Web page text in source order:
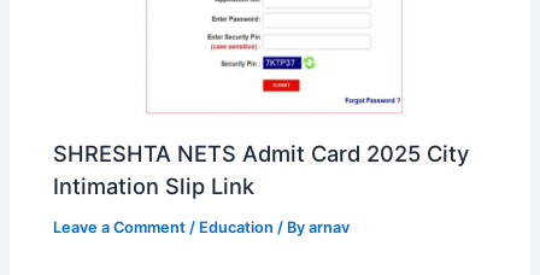
SHRESHTA NETS Admit Card 2025 City
Intimation Slip Link
Leave a Comment / Education / Byarnav